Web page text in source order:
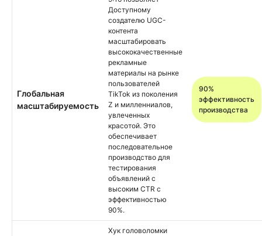
Глобальная
масштабируемость
Доступному
создателю UGC-
контента
масштабировать
высококачественные
рекламные
материалы на рынке
пользователей
TikTok из поколения
Z и милленниалов,
увлеченных
красотой. Это
обеспечивает
последовательное
производство для
тестирования
объявлений с
высоким CTR с
эффективностью
90%.
90%
эффективность
производства
Хук головоломки